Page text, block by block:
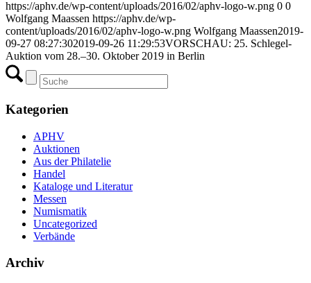
https://aphv.de/wp-content/uploads/2016/02/aphv-logo-w.png 0 0
Wolfgang Maassen https://aphv.de/wp-
content/uploads/2016/02/aphv-logo-w.png Wolfgang Maassen2019-
09-27 08:27:302019-09-26 11:29:53VORSCHAU: 25. Schlegel-
Auktion vom 28.–30. Oktober 2019 in Berlin
Kategorien
APHV
Auktionen
Aus der Philatelie
Handel
Kataloge und Literatur
Messen
Numismatik
Uncategorized
Verbände
Archiv